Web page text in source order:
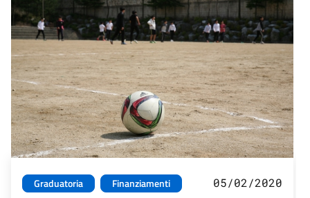
Graduatoria Finanziamenti 05/02/2020